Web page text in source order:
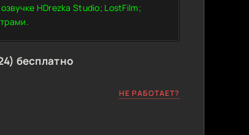
HDrezka Studio; LostFilm;
бесплатно
НЕ РАБОТАЕТ?